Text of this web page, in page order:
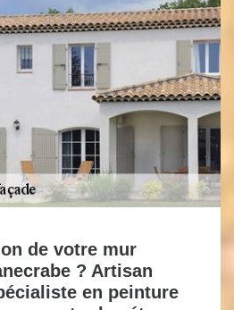
de votre mur
? Artisan
en peinture